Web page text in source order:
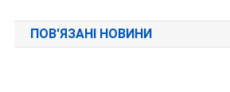
записів
ПОВ'ЯЗАНІ НОВИНИ